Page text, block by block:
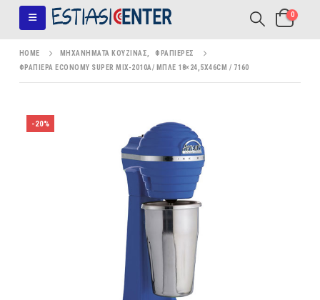
0
HOME ΜΗΧΑΝΉΜΑΤΑ ΚΟΥΖΊΝΑΣ
ΦΡΑΠΙΈΡΕΣ
ΦΡΑΠΙΈΡΑ ECONOMY SUPER MIX-2010A/ ΜΠΛΕ 18×24,5X46CM / 7160
-20%